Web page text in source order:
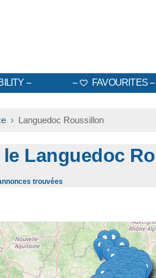
FAVOURITES
› Languedoc Roussillon
Languedoc
trouvées